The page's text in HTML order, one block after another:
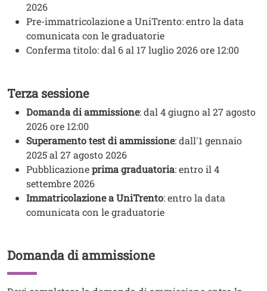
2026
Pre-immatricolazione a UniTrento: entro la data
comunicata con le graduatorie
Conferma titolo: dal 6 al 17 luglio 2026 ore 12:00
Testo
Terza sessione
Domanda di ammissione: dal 4 giugno al 27 agosto
2026 ore 12:00
Superamento test di ammissione: dall'1 gennaio
2025 al 27 agosto 2026
Pubblicazioneprima graduatoria: entro il 4
settembre 2026
Immatricolazione a UniTrento: entro la data
comunicata con le graduatorie
Titolo
Domanda di ammissione